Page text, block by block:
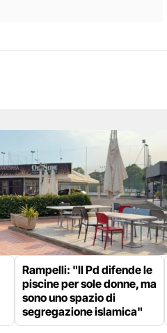
Rampelli: "Il Pd difende le
piscine per sole donne, ma
sono uno spazio di
segregazione islamica"